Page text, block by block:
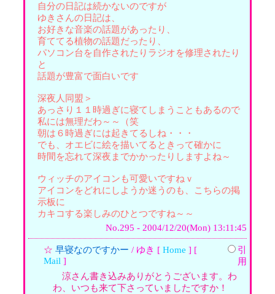
自分の日記は続かないのですが
ゆきさんの日記は、
お好きな音楽の話題があったり、
育ててる植物の話題だったり、
パソコン台を自作されたりラジオを修理されたり
と
話題が豊富で面白いです
深夜人同盟＞
あっさり１１時過ぎに寝てしまうこともあるので
私には無理だわ～～（笑
朝は６時過ぎには起きてるしね・・・
でも、オエビに絵を描いてるときって確かに
時間を忘れて深夜までかかったりしますよね～
ウィッチのアイコンも可愛いですねｖ
アイコンをどれにしようか迷うのも、こちらの掲
示板に
カキコする楽しみのひとつですね～～
No.295 - 2004/12/20(Mon) 13:11:45
☆ 早寝なのですかー / ゆき [ Home ] [
Mail ]
引
用
涼さん書き込みありがとうございます。わ
わ、いつも来て下さっていましたですか！